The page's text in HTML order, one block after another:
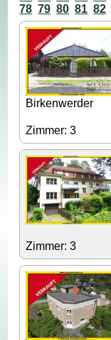
78 79 80 81 82
Birkenwerder
Zimmer: 3
Zimmer: 3